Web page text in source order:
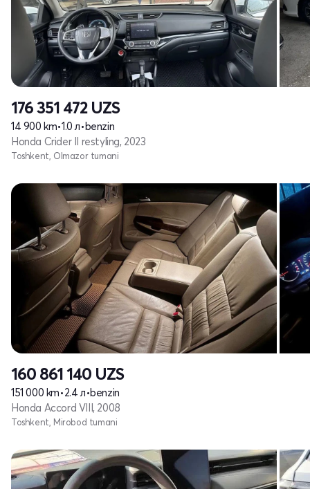
176 351 472 UZS
14 900 km•1.0 л•benzin
Honda Crider II restyling, 2023
Toshkent, Olmazor tumani
160 861 140 UZS
151 000 km•2.4 л•benzin
Honda Accord VIII, 2008
Toshkent, Mirobod tumani